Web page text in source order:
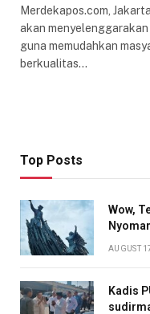
Merdekapos.com,
akan
guna memudahkan
berkualitas…
Top Posts
Wow,
AUGUST
Kadis